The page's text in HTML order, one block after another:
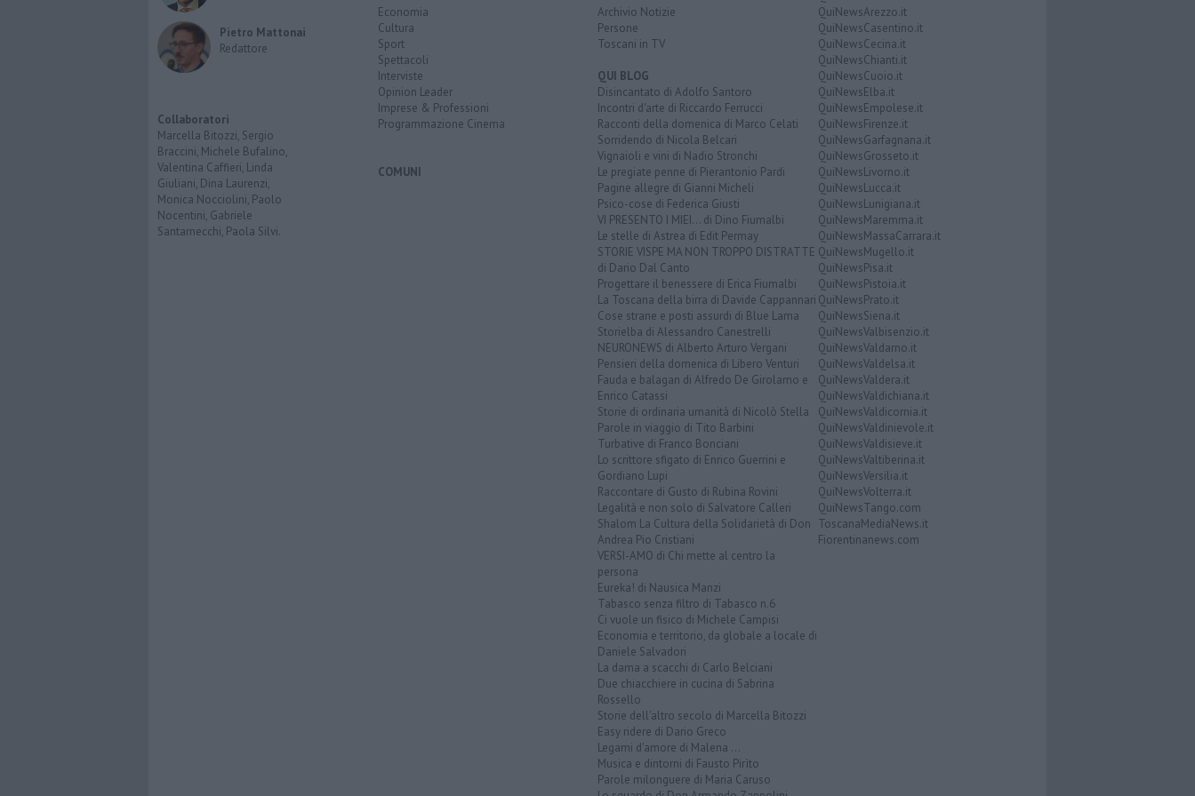
Pietro Mattonai
Redattore
Collaboratori
Marcella Bitozzi, Sergio
Braccini, Michele Bufalino,
Valentina Caffieri, Linda
Giuliani, Dina Laurenzi,
Monica Nocciolini, Paolo
Nocentini, Gabriele
Santarnecchi, Paola Silvi.
Economia
Cultura
Sport
Spettacoli
Interviste
Opinion Leader
Imprese & Professioni
Programmazione Cinema
COMUNI
Archivio Notizie
Persone
Toscani in TV
QUI BLOG
Disincantato di Adolfo Santoro
Incontri d'arte di Riccardo Ferrucci
Racconti della domenica di Marco Celati
Sorridendo di Nicola Belcari
Vignaioli e vini di Nadio Stronchi
Le pregiate penne di Pierantonio Pardi
Pagine allegre di Gianni Micheli
Psico-cose di Federica Giusti
VI PRESENTO I MIEI... di Dino Fiumalbi
Le stelle di Astrea di Edit Permay
STORIE VISPE MA NON TROPPO DISTRATTE
di Dario Dal Canto
Progettare il benessere di Erica Fiumalbi
La Toscana della birra di Davide Cappannari
Cose strane e posti assurdi di Blue Lama
Storielba di Alessandro Canestrelli
NEURONEWS di Alberto Arturo Vergani
Pensieri della domenica di Libero Venturi
Fauda e balagan di Alfredo De Girolamo e
Enrico Catassi
Storie di ordinaria umanità di Nicolò Stella
Parole in viaggio di Tito Barbini
Turbative di Franco Bonciani
Lo scrittore sfigato di Enrico Guerrini e
Gordiano Lupi
Raccontare di Gusto di Rubina Rovini
Legalità e non solo di Salvatore Calleri
Shalom La Cultura della Solidarietà di Don
Andrea Pio Cristiani
VERSI-AMO di Chi mette al centro la
persona
Eureka! di Nausica Manzi
Tabasco senza filtro di Tabasco n.6
Ci vuole un fisico di Michele Campisi
Economia e territorio, da globale a locale di
Daniele Salvadori
La dama a scacchi di Carlo Belciani
Due chiacchiere in cucina di Sabrina
Rossello
Storie dell'altro secolo di Marcella Bitozzi
Easy ridere di Dario Greco
Legami d'amore di Malena ...
Musica e dintorni di Fausto Pirìto
Parole milonguere di Maria Caruso
QuiNewsArezzo.it
QuiNewsCasentino.it
QuiNewsCecina.it
QuiNewsChianti.it
QuiNewsCuoio.it
QuiNewsElba.it
QuiNewsEmpolese.it
QuiNewsFirenze.it
QuiNewsGarfagnana.it
QuiNewsGrosseto.it
QuiNewsLivorno.it
QuiNewsLucca.it
QuiNewsLunigiana.it
QuiNewsMaremma.it
QuiNewsMassaCarrara.it
QuiNewsMugello.it
QuiNewsPisa.it
QuiNewsPistoia.it
QuiNewsPrato.it
QuiNewsSiena.it
QuiNewsValbisenzio.it
QuiNewsValdarno.it
QuiNewsValdelsa.it
QuiNewsValdera.it
QuiNewsValdichiana.it
QuiNewsValdicornia.it
QuiNewsValdinievole.it
QuiNewsValdisieve.it
QuiNewsValtiberina.it
QuiNewsVersilia.it
QuiNewsVolterra.it
QuiNewsTango.com
ToscanaMediaNews.it
Fiorentinanews.com